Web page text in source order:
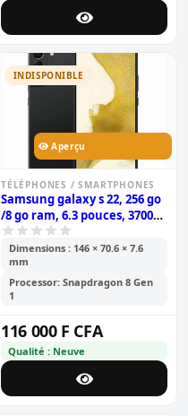
INDISPONIBLE
Aperçu
TÉLÉPHONES / SMARTPHONES
Samsung galaxy s 22, 256 go
/8 go ram, 6.3 pouces, 3700
mah, garantie 6 mois
Dimensions : 146 × 70.6 × 7.6
mm
Processor: Snapdragon 8 Gen
1
116 000 F CFA
Qualité : Neuve